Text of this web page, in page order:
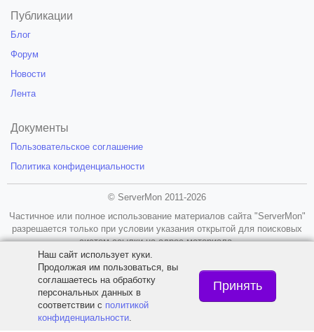
Публикации
Блог
Форум
Новости
Лента
Документы
Пользовательское соглашение
Политика конфиденциальности
© ServerMon 2011-2026
Частичное или полное использование материалов сайта "ServerMon"
разрешается только при условии указания открытой для поисковых
систем ссылки на адрес материала.
18+
Наш сайт использует куки.
Продолжая им пользоваться, вы
соглашаетесь на обработку
персональных данных в
соответствии с политикой
конфиденциальности
Принять